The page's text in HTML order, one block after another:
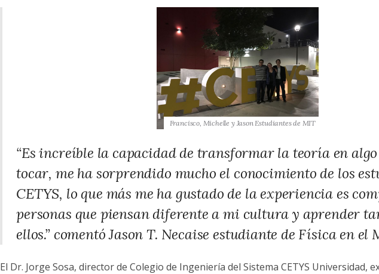
Francisco, Michelle y Jason Estudiantes de MIT
“Es increíble la capacidad de transformar la teoría en algo
tocar, me ha sorprendido mucho el conocimiento de los
CETYS, lo que más me ha gustado de la experiencia es
personas que piensan diferente a mi cultura y aprender
ellos.” comentó Jason T. Necaise estudiante de Física en el
El Dr. Jorge Sosa, director de Colegio de Ingeniería del Sistema CETYS Universidad,